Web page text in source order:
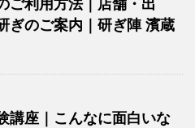
ご利用方法｜店舗・出
ぎのご案内｜研ぎ陣 濱蔵
講座｜こんなに面白いな